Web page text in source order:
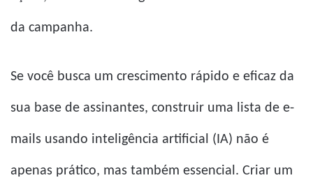
da campanha.
Se você busca um crescimento rápido e eficaz da
sua base de assinantes, construir uma lista de e-
mails usando inteligência artificial (IA) não é
apenas prático, mas também essencial. Criar um